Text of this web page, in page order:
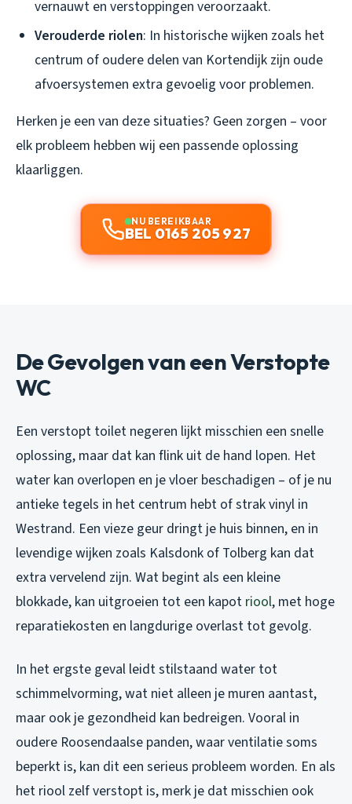
vernauwt en verstoppingen veroorzaakt.
Verouderde riolen: In historische wijken zoals het
centrum of oudere delen van Kortendijk zijn oude
afvoersystemen extra gevoelig voor problemen.
Herken je een van deze situaties? Geen zorgen – voor
elk probleem hebben wij een passende oplossing
klaarliggen.
NU BEREIKBAAR
BEL 0165 205 927
De Gevolgen van een Verstopte
WC
Een verstopt toilet negeren lijkt misschien een snelle
oplossing, maar dat kan flink uit de hand lopen. Het
water kan overlopen en je vloer beschadigen – of je nu
antieke tegels in het centrum hebt of strak vinyl in
Westrand. Een vieze geur dringt je huis binnen, en in
levendige wijken zoals Kalsdonk of Tolberg kan dat
extra vervelend zijn. Wat begint als een kleine
blokkade, kan uitgroeien tot een kapot riool, met hoge
reparatiekosten en langdurige overlast tot gevolg.
In het ergste geval leidt stilstaand water tot
schimmelvorming, wat niet alleen je muren aantast,
maar ook je gezondheid kan bedreigen. Vooral in
oudere Roosendaalse panden, waar ventilatie soms
beperkt is, kan dit een serieus probleem worden. En als
het riool zelf verstopt is, merk je dat misschien ook